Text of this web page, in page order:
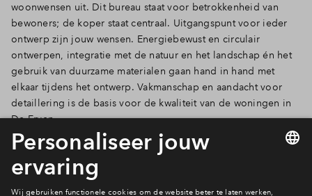
woonwensen uit. Dit bureau staat voor betrokkenheid van
bewoners; de koper staat centraal. Uitgangspunt voor ieder
ontwerp zijn jouw wensen. Energiebewust en circulair
ontwerpen, integratie met de natuur en het landschap én het
gebruik van duurzame materialen gaan hand in hand met
elkaar tijdens het ontwerp. Vakmanschap en aandacht voor
detaillering is de basis voor de kwaliteit van de woningen in
De Erven.
Bekijk de ontwerpen